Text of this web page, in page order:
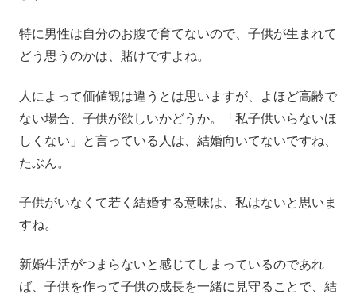
特に男性は自分のお腹で育てないので、子供が生まれて
どう思うのかは、賭けですよね。
人によって価値観は違うとは思いますが、よほど高齢で
ない場合、子供が欲しいかどうか。「私子供いらないほ
しくない」と言っている人は、結婚向いてないですね、
たぶん。
子供がいなくて若く結婚する意味は、私はないと思いま
すね。
新婚生活がつまらないと感じてしまっているのであれ
ば、子供を作って子供の成長を一緒に見守ることで、結